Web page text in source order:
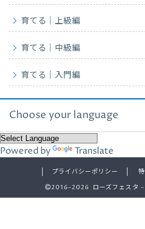
育てる｜上級編
育てる｜中級編
育てる｜入門編
Choose your language
Powered by Translate
プライバシーポリシー
2016–2026 ローズフェスタ –